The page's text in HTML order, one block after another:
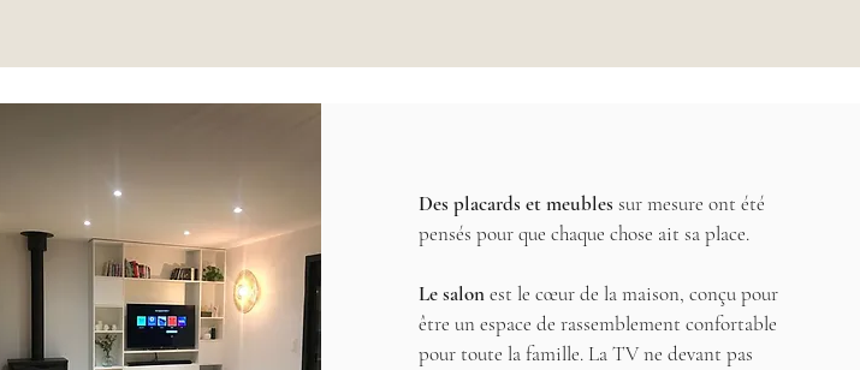
Des placards et meubles sur mesure ont été
pensés pour que chaque chose ait sa place.
Le salonest le cœur de la maison, conçu pour
être un espace de rassemblement confortable
pour toute la famille. La TV ne devant pas